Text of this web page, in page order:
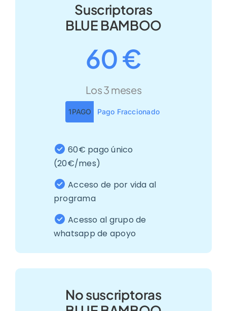
Suscriptoras
BLUE BAMBOO
60 €
Los 3 meses
1PAGO Pago Fraccionado
60€ pago único
(20€/mes)
Acceso de por vida al
programa
Acesso al grupo de
whatsapp de apoyo
No suscriptoras